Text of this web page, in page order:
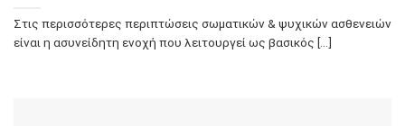
Στις περισσότερες περιπτώσεις σωματικών & ψυχικών ασθενειών
είναι η ασυνείδητη ενοχή που λειτουργεί ως βασικός [...]